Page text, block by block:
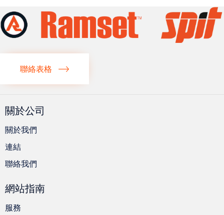
聯絡表格
關於公司
關於我們
連結
聯絡我們
網站指南
服務